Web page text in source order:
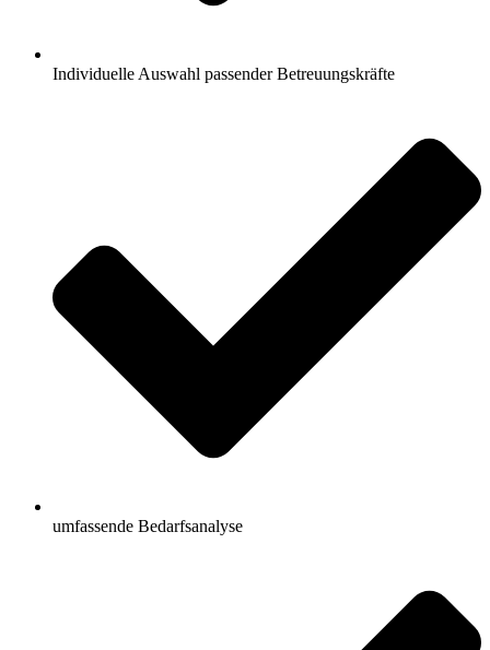
Individuelle Auswahl passender Betreuungskräfte
umfassende Bedarfsanalyse